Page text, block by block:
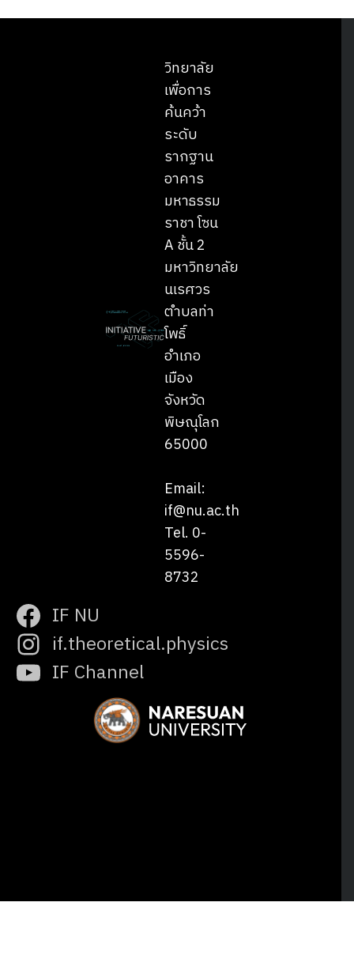
วิทยาลัย
เพื่อการ
ค้นคว้า
ระดับ
รากฐาน
อาคาร
มหาธรรม
ราชา โซน
A ชั้น 2
มหาวิทยาลัย
นเรศวร
ตำบลท่า
โพธิ์
อำเภอ
เมือง
จังหวัด
พิษณุโลก
65000
Email:
if@nu.ac.th
Tel. 0-
5596-
8732
IF NU
if.theoretical.physics
IF Channel